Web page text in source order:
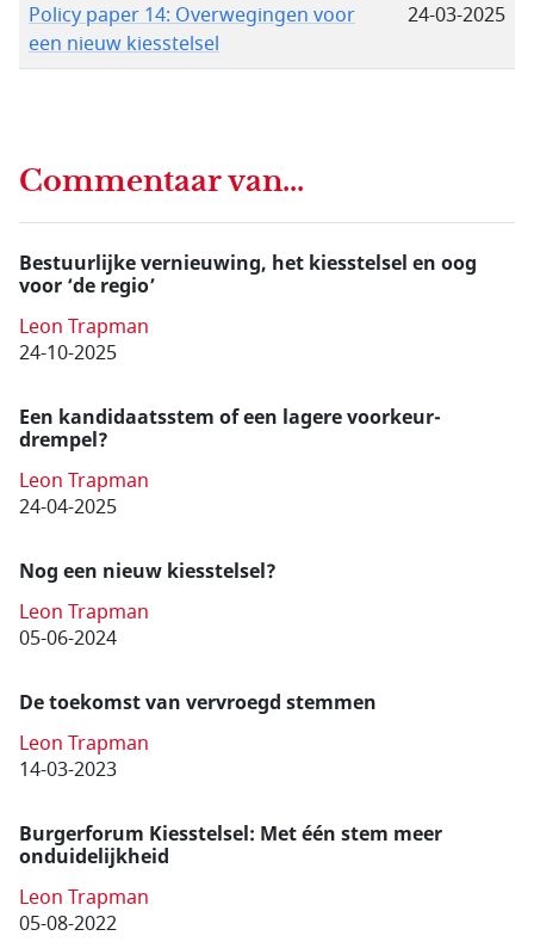
Policy paper 14: Overwegingen voor
een nieuw kiesstelsel
24-03-2025
Commentaar van...
Bestuurlijke vernieuwing, het kiesstelsel en oog
voor ‘de regio’
Leon Trapman
24-10-2025
Een kandidaats­stem of een lagere voorkeur­
drempel?
Leon Trapman
24-04-2025
Nog een nieuw kiesstelsel?
Leon Trapman
05-06-2024
De toekomst van vervroegd stemmen
Leon Trapman
14-03-2023
Burgerforum Kiesstelsel: Met één stem meer
onduidelijkheid
Leon Trapman
05-08-2022